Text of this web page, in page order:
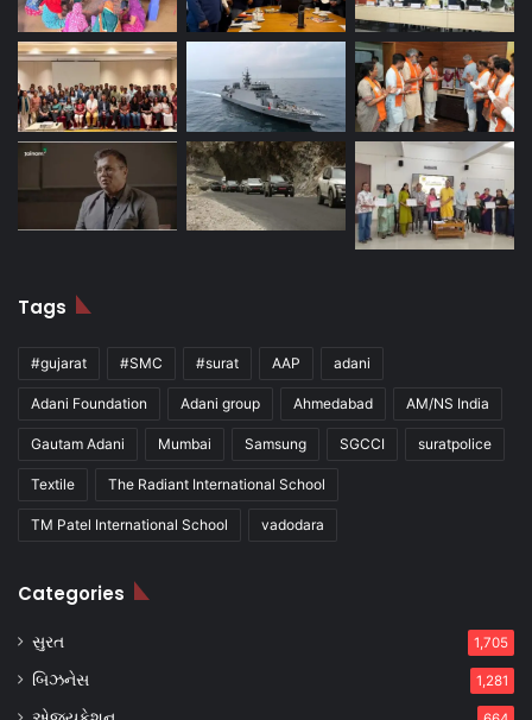
Tags
#gujarat #SMC #surat AAP adani
Adani Foundation Adani group Ahmedabad AM/NS India
Gautam Adani Mumbai Samsung SGCCI suratpolice
Textile The Radiant International School
TM Patel International School vadodara
Categories
સુરત 1,705
બિઝનેસ 1,281